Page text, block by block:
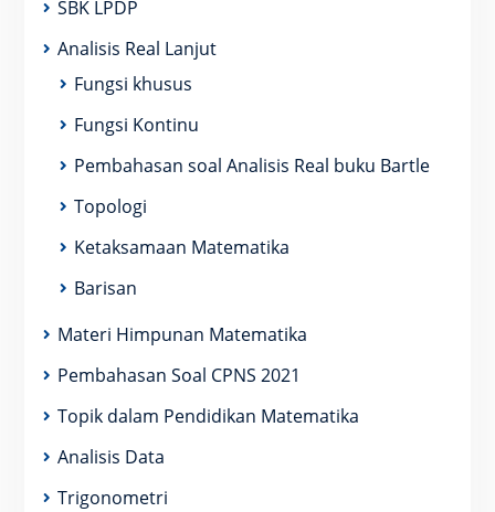
SBK LPDP
Analisis Real Lanjut
Fungsi khusus
Fungsi Kontinu
Pembahasan soal Analisis Real buku Bartle
Topologi
Ketaksamaan Matematika
Barisan
Materi Himpunan Matematika
Pembahasan Soal CPNS 2021
Topik dalam Pendidikan Matematika
Analisis Data
Trigonometri